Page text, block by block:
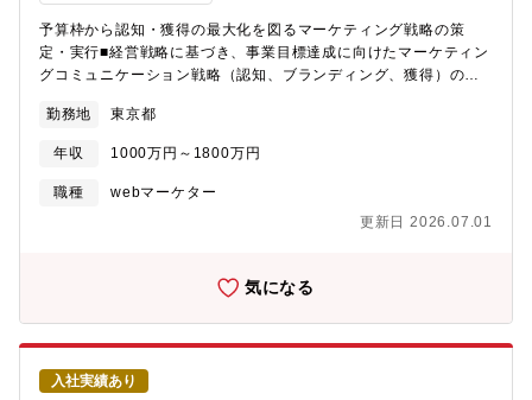
把握可能・データドリブンな組織文化がある【仕事のやりがい】■
マーケット特性とプロダクト特性上、事業の成長が社会課題の解
決に直結する■戦略立案から売り上げ管理まで関わり、経営者目線
で主体的にサービスの成長を牽引すること■業界/プロダクトの構
行え、顧客の状況やマーケットの課題を定量的に可視化し向き合
えること■上流のマーケティングから営業/オペレーション改善、
中でインパクトの大きな課題に対して、自立的に意思決定し向き
予算枠から認知・獲得の最大化を図るマーケティング戦略の策
定・実行■経営戦略に基づき、事業目標達成に向けたマーケティン
グコミュニケーション戦略（認知、ブランディング、獲得）の全
計画策定と管理■CMO直下の組織において、マネジメント層とし
て組織文化の構築、採用、育成を含む組織運営全般■広報、セール
ス、プロダクト、経営層など、社内外の幅広いステークホルダー
との連携および調整【職務内容】■マスマーケティング、コンテン
管理■全社KGI/KPI達成に向けたマーケティング戦略の立案、施策
のマス・デジタル領域における戦略立案と実行管理■オウンドメデ
ィア、SNS、SEO等のコンテンツマーケティング戦略の構築と実
行■マーケティング部門全体の予実管理、費用対効果の最大化に向
けたPDCAサイクルの構築■外部パートナー（広告代理店、制作会
社など）とのリレーション構築およびマネジメント■配下メンバー
の目標設定、評価、日々の業務進捗管理、およびキャリア開発支
勤務地 東京都
年収 1000万円～1800万円
職種
webマーケター
更新日 2026.07.01
気になる
入社実績あり